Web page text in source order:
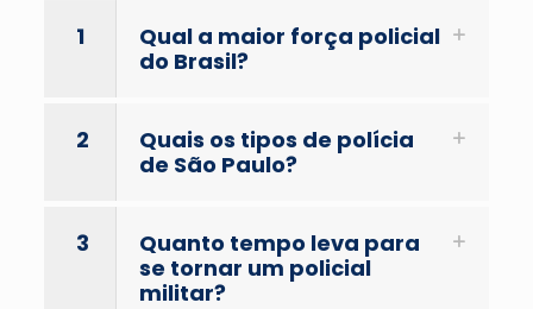
1
Qual a maior força policial
do Brasil?
2
Quais os tipos de polícia
de São Paulo?
3
Quanto tempo leva para
se tornar um policial
militar?